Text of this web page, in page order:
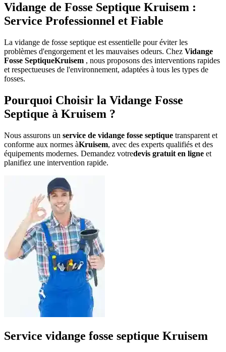
Vidange de Fosse Septique Kruisem :
Service Professionnel et Fiable
La vidange de fosse septique est essentielle pour éviter les
problèmes d'engorgement et les mauvaises odeurs. Chez Vidange
Fosse SeptiqueKruisem , nous proposons des interventions rapides
et respectueuses de l'environnement, adaptées à tous les types de
fosses.
Pourquoi Choisir la Vidange Fosse
Septique à Kruisem ?
Nous assurons un service de vidange fosse septique transparent et
conforme aux normes àKruisem, avec des experts qualifiés et des
équipements modernes. Demandez votredevis gratuit en ligne et
planifiez une intervention rapide.
Service vidange fosse septique Kruisem